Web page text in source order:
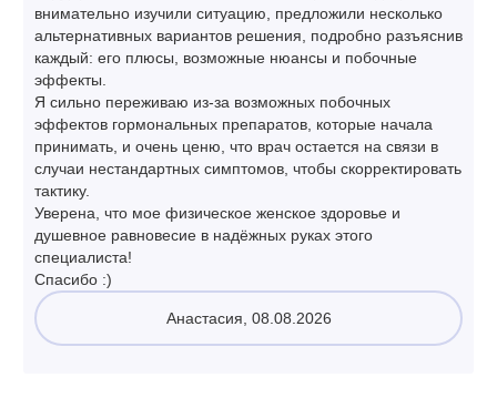
внимательно изучили ситуацию, предложили несколько
альтернативных вариантов решения, подробно разъяснив
каждый: его плюсы, возможные нюансы и побочные
эффекты.
Я сильно переживаю из‑за возможных побочных
эффектов гормональных препаратов, которые начала
принимать, и очень ценю, что врач остается на связи в
случаи нестандартных симптомов, чтобы скорректировать
тактику.
Уверена, что мое физическое женское здоровье и
душевное равновесие в надёжных руках этого
специалиста!
Спасибо :)
Анастасия, 08.08.2026